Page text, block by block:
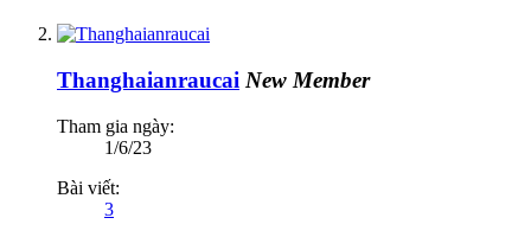
Thanghaianraucai New Member
Tham gia ngày:
1/6/23
Bài viết:
3